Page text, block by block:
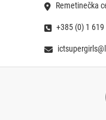
Remetinečka
+385 (0) 1